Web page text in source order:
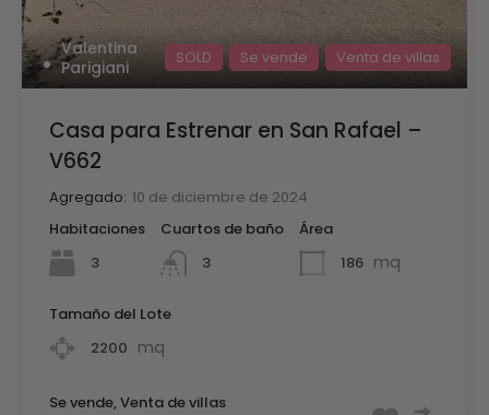
Valentina
Parigiani
SOLD Se vende Venta de villas
Casa para Estrenar en San Rafael –
V662
Agregado: 10 de diciembre de 2024
Habitaciones
3
Cuartos de baño
3
Área
186 mq
Tamaño del Lote
2200 mq
Se vende, Venta de villas